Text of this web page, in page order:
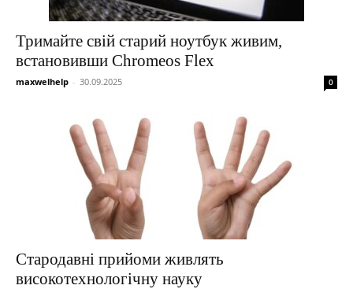
Тримайте свій старий ноутбук живим,
встановивши Chromeos Flex
maxwelhelp - 30.09.2025 0
Стародавні прийоми живлять
високотехнологічну науку